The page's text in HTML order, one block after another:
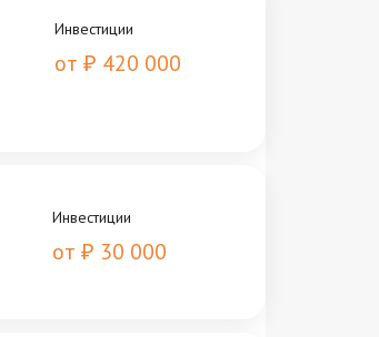
Инвестиции
от ₽ 420 000
Инвестиции
от ₽ 30 000